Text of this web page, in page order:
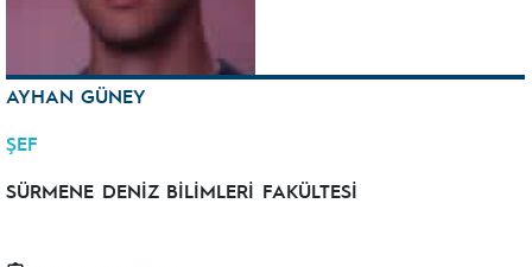
AYHAN GÜNEY
ŞEF
SÜRMENE DENİZ BİLİMLERİ FAKÜLTESİ